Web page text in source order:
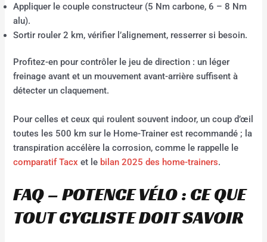
Appliquer le couple constructeur (5 Nm carbone, 6 – 8 Nm
alu).
Sortir rouler 2 km, vérifier l’alignement, resserrer si besoin.
Profitez-en pour contrôler le jeu de direction : un léger
freinage avant et un mouvement avant-arrière suffisent à
détecter un claquement.
Pour celles et ceux qui roulent souvent indoor, un coup d’œil
toutes les 500 km sur le Home-Trainer est recommandé ; la
transpiration accélère la corrosion, comme le rappelle le
comparatif Tacx et le bilan 2025 des home-trainers.
FAQ – POTENCE VÉLO : CE QUE
TOUT CYCLISTE DOIT SAVOIR